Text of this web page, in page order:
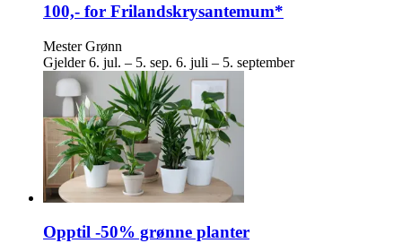
100,- for Frilandskrysantemum*
Mester Grønn
Gjelder 6. jul. – 5. sep. 6. juli – 5. september
Opptil -50% grønne planter